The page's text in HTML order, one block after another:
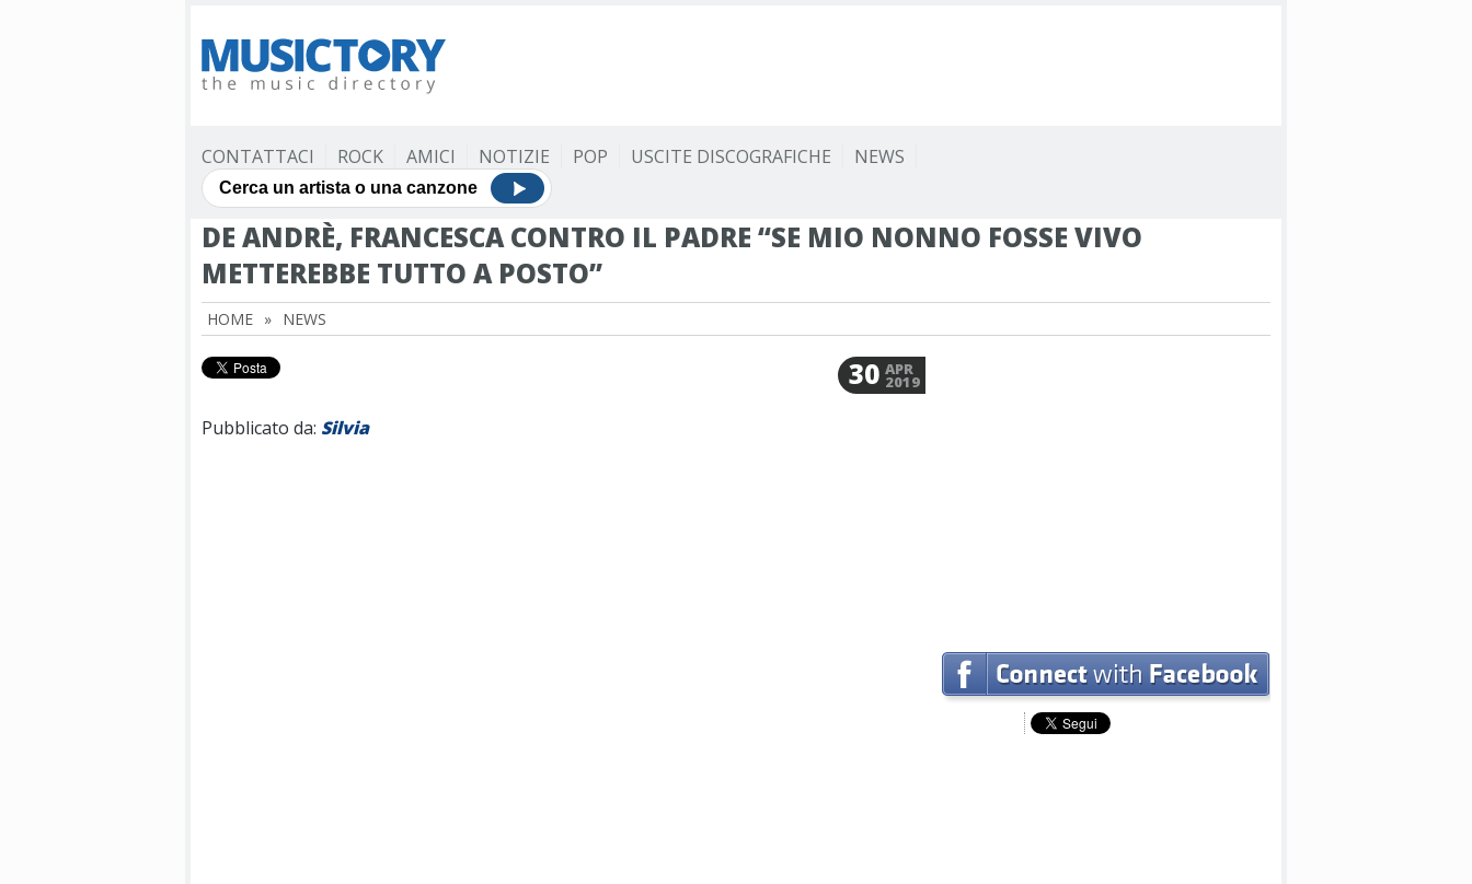
CONTATTACI ROCK AMICI NOTIZIE POP USCITE DISCOGRAFICHE NEWS
DE ANDRÈ, FRANCESCA CONTRO IL PADRE “SE MIO NONNO FOSSE VIVO
METTEREBBE TUTTO A POSTO”
HOME » NEWS
30 APR
2019
Pubblicato da: Silvia